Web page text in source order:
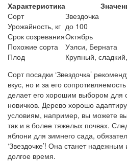
Характеристика
Сорт
Звездочка
Урожайность, кг до 100
Срок созреванияОктябрь
Похожие сорта
Уэлси, Берната
Плод
Крупный,
Сорт посадки ‘Звездочка’
вкус, но и за его
делает его хорошим выбором для
новичков. Дерево хорошо
условиям, например, вы можете
так и в более тяжелых почвах.
яблони для зимнего сада,
‘Звездочке’! Она станет
долгое время.